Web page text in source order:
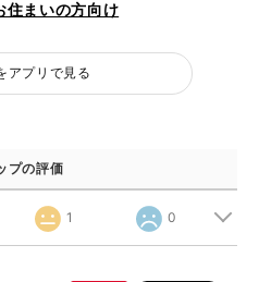
住まいの方向け
アプリで見る
プの評価
1 0